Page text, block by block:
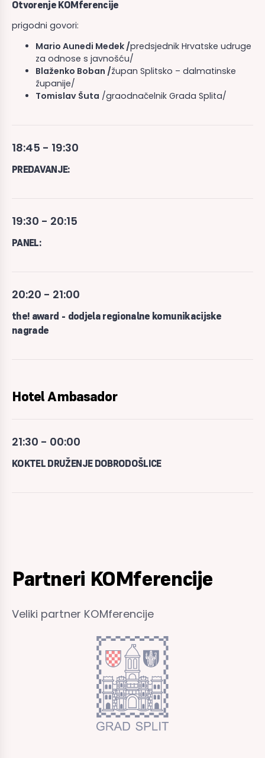
Otvorenje KOMferencije
prigodni govori:
Mario Aunedi Medek /predsjednik Hrvatske udruge
za odnose s javnošću/
Blaženko Boban /župan Splitsko – dalmatinske
županije/
Tomislav Šuta /graodnačelnik Grada Splita/
18:45 - 19:30
PREDAVANJE:
19:30 - 20:15
PANEL:
20:20 - 21:00
the! award - dodjela regionalne komunikacijske
nagrade
Hotel Ambasador
21:30 - 00:00
KOKTEL DRUŽENJE DOBRODOŠLICE
Partneri KOMferencije
Veliki partner KOMferencije